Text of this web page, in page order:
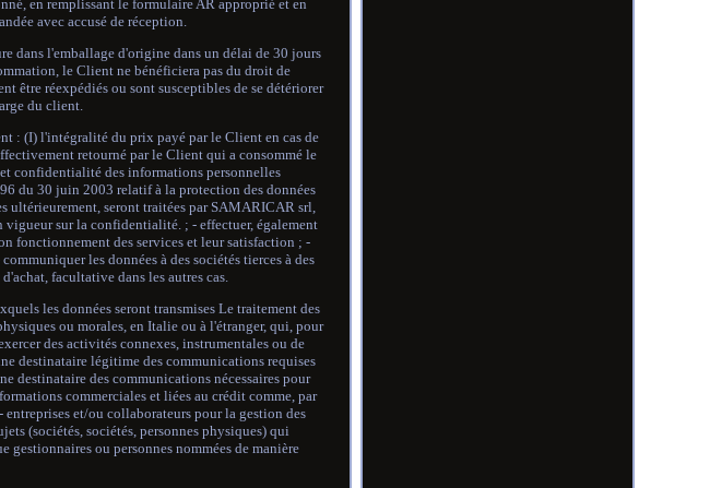
en remplissant le formulaire AR approprié et en
avec accusé de réception.
dans l'emballage d'origine dans un délai de 30 jours
le Client ne bénéficiera pas du droit de
être réexpédiés ou sont susceptibles de se détériorer
du client.
: (I) l'intégralité du prix payé par le Client en cas de
retourné par le Client qui a consommé le
confidentialité des informations personnelles
du 30 juin 2003 relatif à la protection des données
ultérieurement, seront traitées par SAMARICAR srl,
sur la confidentialité. ; - effectuer, également
fonctionnement des services et leur satisfaction ; -
les données à des sociétés tierces à des
facultative dans les autres cas.
les données seront transmises Le traitement des
ou morales, en Italie ou à l'étranger, qui, pour
des activités connexes, instrumentales ou de
destinataire légitime des communications requises
destinataire des communications nécessaires pour
commerciales et liées au crédit comme, par
entreprises et/ou collaborateurs pour la gestion des
(sociétés, sociétés, personnes physiques) qui
gestionnaires ou personnes nommées de manière